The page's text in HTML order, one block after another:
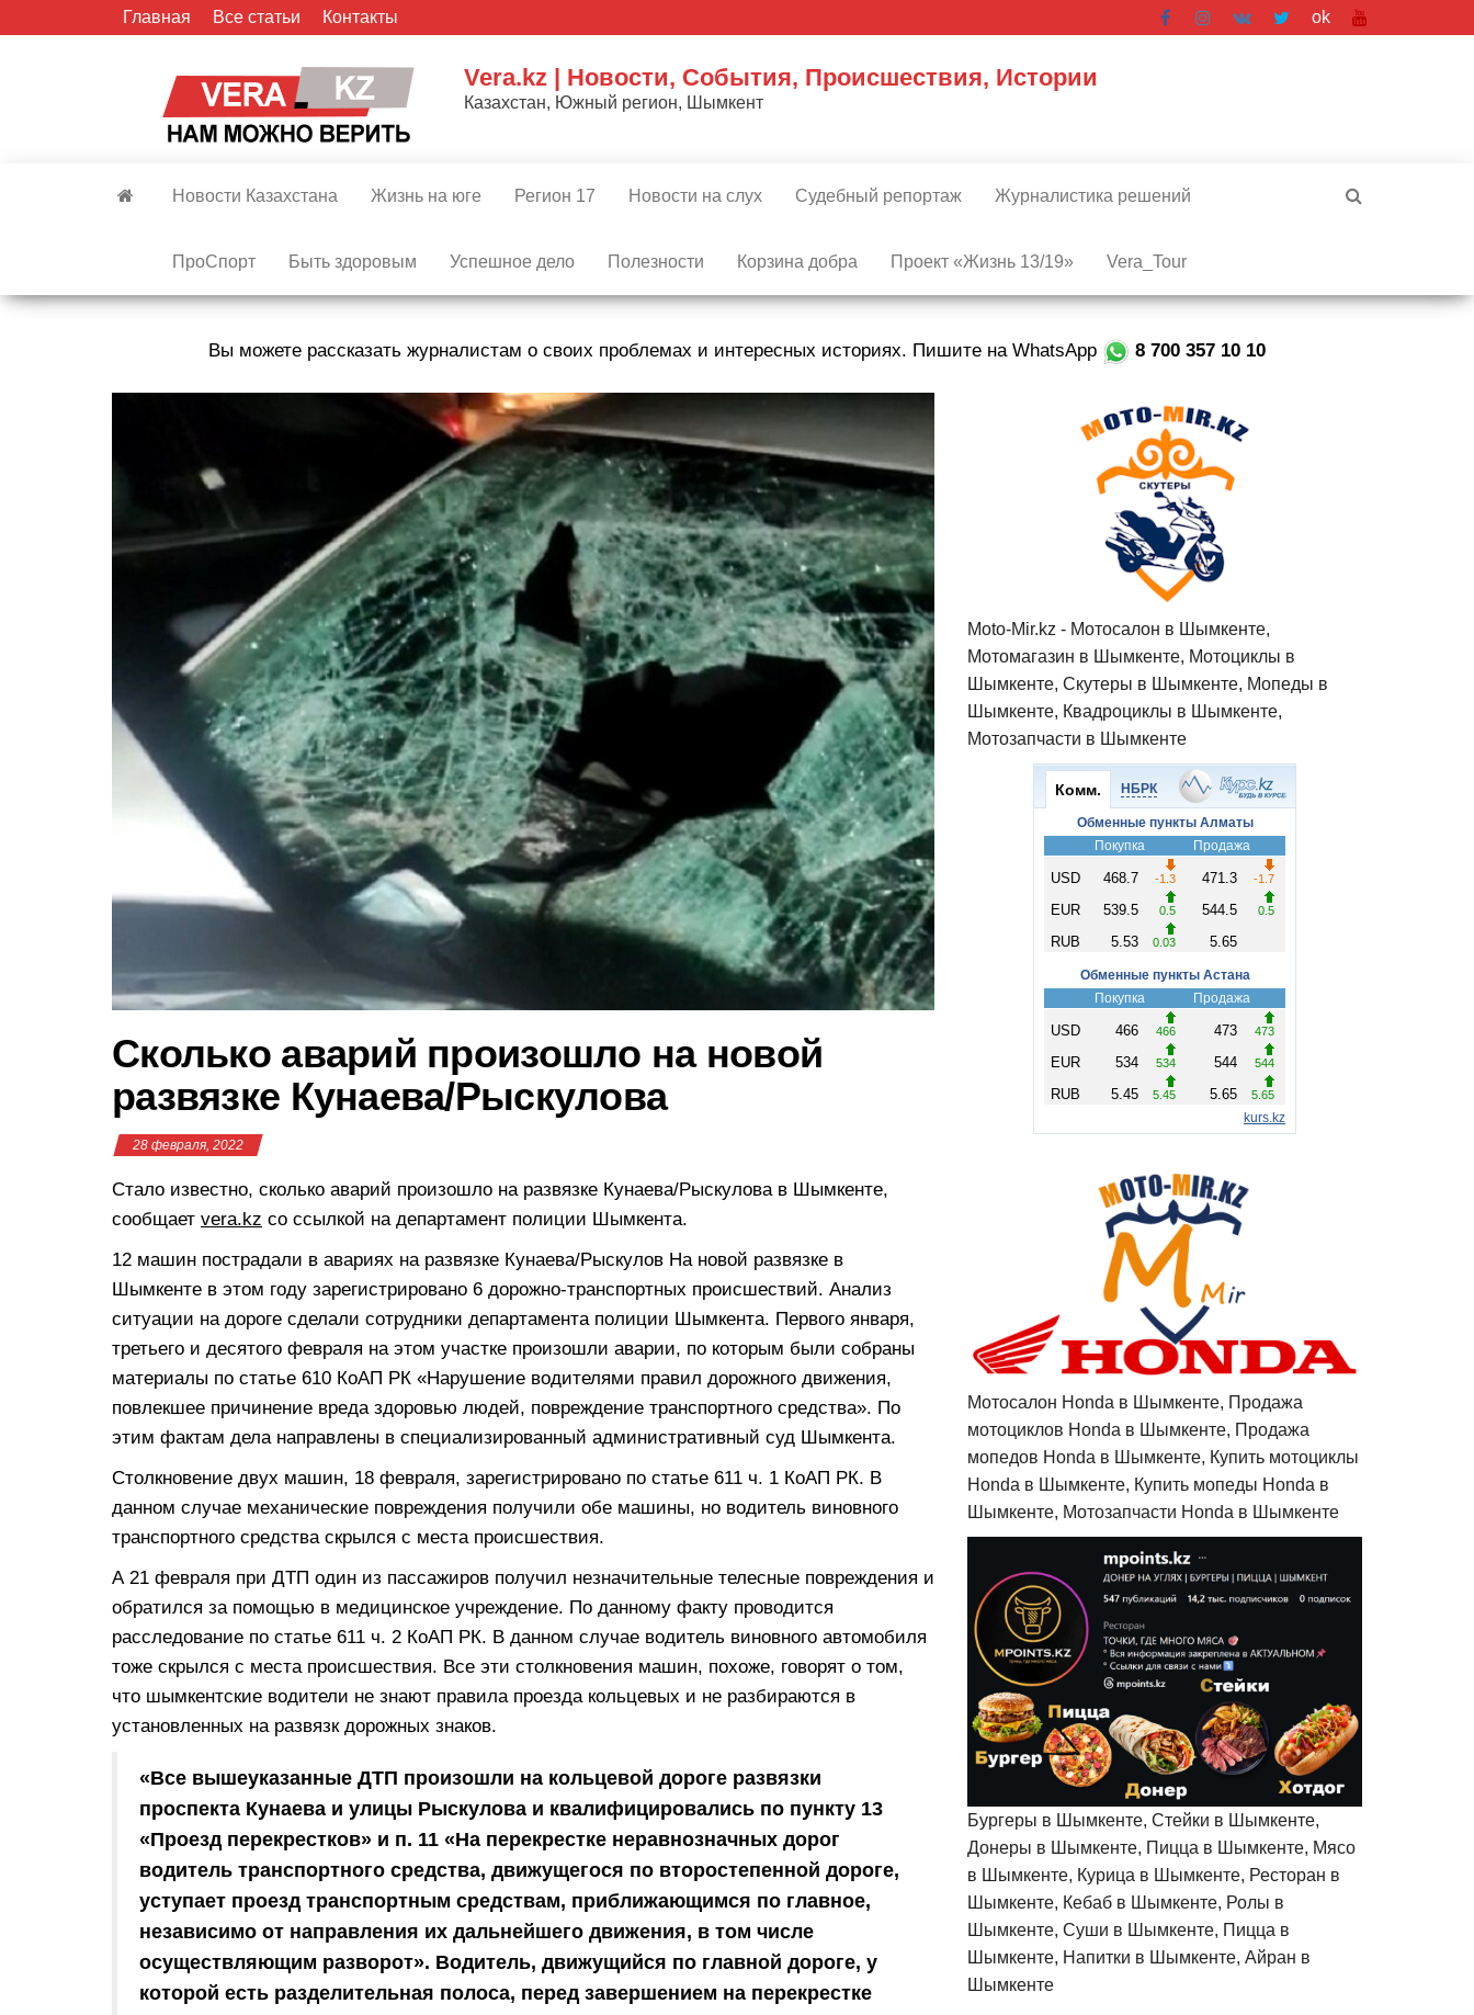
Главная Все статьи Контакты ok
Vera.kz | Новости, События, Происшествия, Истории
Казахстан, Южный регион, Шымкент
Новости Казахстана Жизнь на юге Регион 17 Новости на слух Судебный репортаж Журналистика решений
ПроСпорт Быть здоровым Успешное дело Полезности Корзина добра Проект «Жизнь 13/19» Vera_Tour
Вы можете рассказать журналистам о своих проблемах и интересных историях. Пишите на WhatsApp 8 700 357 10 10
Сколько аварий произошло на новой
развязке Кунаева/Рыскулова
28 февраля, 2022
Стало известно, сколько аварий произошло на развязке Кунаева/Рыскулова в Шымкенте,
сообщает vera.kz со ссылкой на департамент полиции Шымкента.
12 машин пострадали в авариях на развязке Кунаева/Рыскулов На новой развязке в
Шымкенте в этом году зарегистрировано 6 дорожно-транспортных происшествий. Анализ
ситуации на дороге сделали сотрудники департамента полиции Шымкента. Первого января,
третьего и десятого февраля на этом участке произошли аварии, по которым были собраны
материалы по статье 610 КоАП РК «Нарушение водителями правил дорожного движения,
повлекшее причинение вреда здоровью людей, повреждение транспортного средства». По
этим фактам дела направлены в специализированный административный суд Шымкента.
Столкновение двух машин, 18 февраля, зарегистрировано по статье 611 ч. 1 КоАП РК. В
данном случае механические повреждения получили обе машины, но водитель виновного
транспортного средства скрылся с места происшествия.
А 21 февраля при ДТП один из пассажиров получил незначительные телесные повреждения и
обратился за помощью в медицинское учреждение. По данному факту проводится
расследование по статье 611 ч. 2 КоАП РК. В данном случае водитель виновного автомобиля
тоже скрылся с места происшествия. Все эти столкновения машин, похоже, говорят о том,
что шымкентские водители не знают правила проезда кольцевых и не разбираются в
установленных на развязк дорожных знаков.
«Все вышеуказанные ДТП произошли на кольцевой дороге развязки
проспекта Кунаева и улицы Рыскулова и квалифицировались по пункту 13
«Проезд перекрестков» и п. 11 «На перекрестке неравнозначных дорог
водитель транспортного средства, движущегося по второстепенной дороге,
уступает проезд транспортным средствам, приближающимся по главное,
независимо от направления их дальнейшего движения, в том числе
осуществляющим разворот». Водитель, движущийся по главной дороге, у
которой есть разделительная полоса, перед завершением на перекрестке
Moto-Mir.kz - Мотосалон в Шымкенте,
Мотомагазин в Шымкенте, Мотоциклы в
Шымкенте, Скутеры в Шымкенте, Мопеды в
Шымкенте, Квадроциклы в Шымкенте,
Мотозапчасти в Шымкенте
Мотосалон Honda в Шымкенте, Продажа
мотоциклов Honda в Шымкенте, Продажа
мопедов Honda в Шымкенте, Купить мотоциклы
Honda в Шымкенте, Купить мопеды Honda в
Шымкенте, Мотозапчасти Honda в Шымкенте
Бургеры в Шымкенте, Стейки в Шымкенте,
Донеры в Шымкенте, Пицца в Шымкенте, Мясо
в Шымкенте, Курица в Шымкенте, Ресторан в
Шымкенте, Кебаб в Шымкенте, Ролы в
Шымкенте, Суши в Шымкенте, Пицца в
Шымкенте, Напитки в Шымкенте, Айран в
Шымкенте